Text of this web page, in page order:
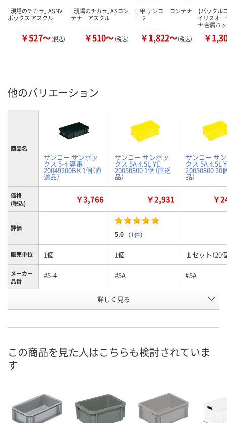
「現場のチカラ」 ASNV
ボックス アスクル
￥527～（税込）
「現場のチカラ」ASコン
テナ アスクル
￥510～（税込）
三甲 サンコー コンテナ
ー_2
￥1,822～（税込）
【バックル
イリスオ
ナ 金属バ
￥
他のバリエーション
商品名
サンコー サンボッ
クス 5-4 導電
20049200BK 1個（直
送品）
サンコー サンボッ
クス 5A 4.5L YE
20050800 1個（直送
品）
サンコー サ
クス 5A 4.5L
20050800 20
品）
価格
(税込)
￥3,766 ￥2,931 ￥
評価
5.0 （1件）
販売単位 1個 1個 １セット（20
メーカー
品番
#5-4 #5A #5A
イエロー イエロー
号
お届け日
カゴへ カゴへ
詳しく見る
この商品を見た人はこちらも検討されていま
す